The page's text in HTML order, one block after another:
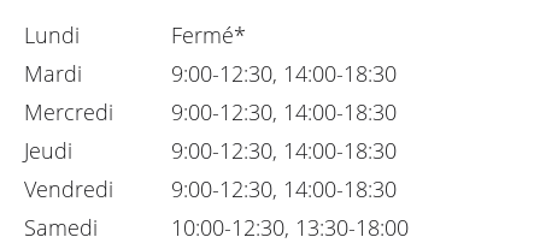
Lundi
Mardi
Mercredi
Jeudi
Vendredi
Samedi
Fermé*
9:00-12:30, 14:00-18:30
9:00-12:30, 14:00-18:30
9:00-12:30, 14:00-18:30
9:00-12:30, 14:00-18:30
10:00-12:30, 13:30-18:00